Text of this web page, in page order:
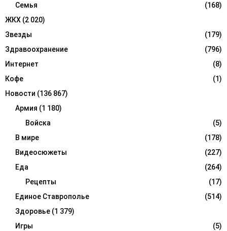
Семья
(168)
ЖКХ (2 020)
Звезды
(179)
Здравоохранение
(796)
Интернет
(8)
Кофе
(1)
Новости (136 867)
Армия (1 180)
Войска
(5)
В мире
(178)
Видеосюжеты
(227)
Еда
(264)
Рецепты
(17)
Единое Ставрополье
(514)
Здоровье (1 379)
Игры
(5)